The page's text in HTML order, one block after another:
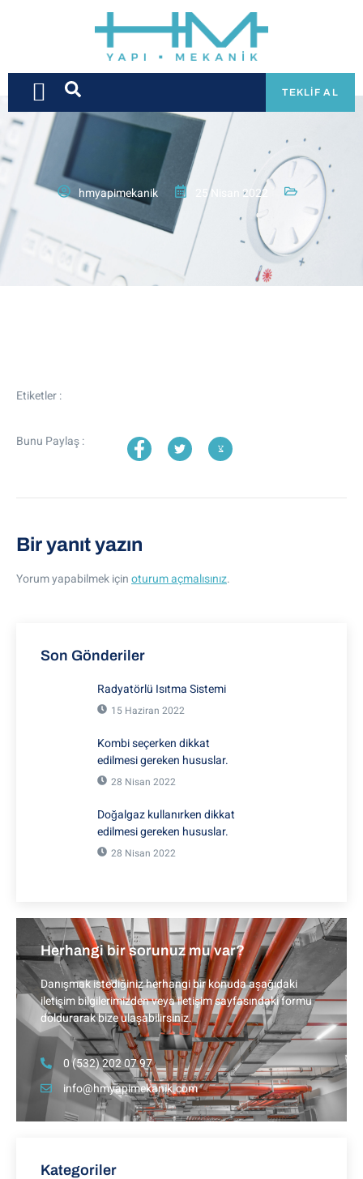
TEKLIF AL
hmyapimekanik 25 Nisan 2022
Etiketler :
Bunu Paylaş :
Bir yanıt yazın
Yorum yapabilmek içinoturum açmalısınız.
Son Gönderiler
Radyatörlü Isıtma Sistemi
15 Haziran 2022
Kombi seçerken dikkat
edilmesi gereken hususlar.
28 Nisan 2022
Doğalgaz kullanırken dikkat
edilmesi gereken hususlar.
28 Nisan 2022
Herhangi bir sorunuz mu var?
Danışmak istediğiniz herhangi bir konuda aşağıdaki
iletişim bilgilerimizden veya iletişim sayfasındaki formu
doldurarak bize ulaşabilirsiniz.
0 (532) 202 07 97
info@hmyapimekanik.com
Kategoriler